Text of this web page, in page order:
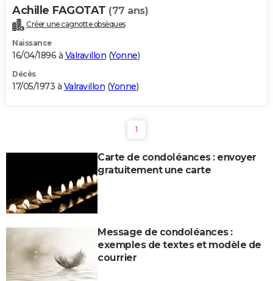
Achille FAGOTAT (77 ans)
Créer une cagnotte obsèques
Naissance
16/04/1896 à Valravillon (Yonne)
Décès
17/05/1973 à Valravillon (Yonne)
1
Carte de condoléances : envoyer
gratuitement une carte
Message de condoléances :
exemples de textes et modèle de
courrier